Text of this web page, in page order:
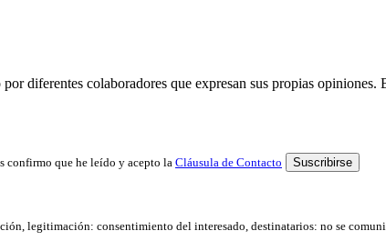
diferentes colaboradores que expresan sus propias
confirmo que he leído y acepto la Cláusula de Contacto
legitimación: consentimiento del interesado, destinatarios: no se